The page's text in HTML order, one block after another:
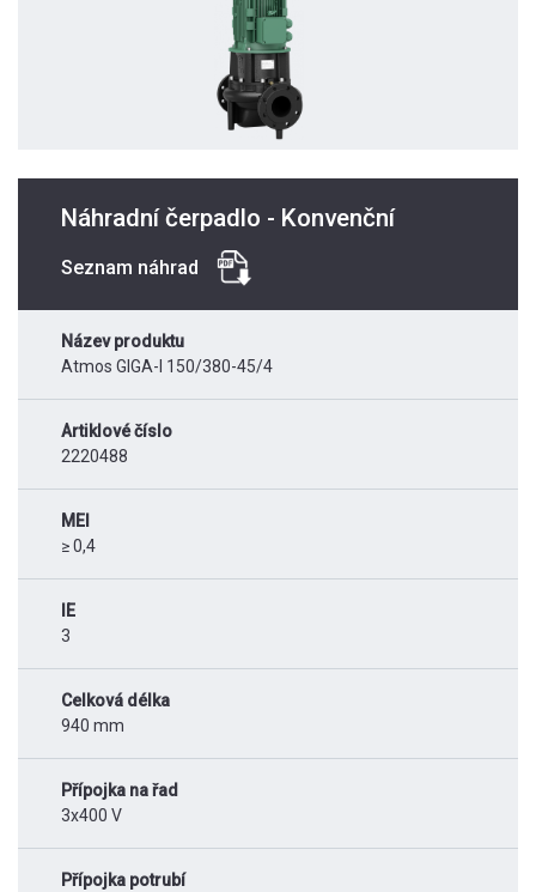
Náhradní čerpadlo - Konvenční
Seznam náhrad
Název produktu
Atmos GIGA-I 150/380-45/4
Artiklové číslo
2220488
MEI
≥ 0,4
IE
3
Celková délka
940 mm
Přípojka na řad
3x400 V
Přípojka potrubí